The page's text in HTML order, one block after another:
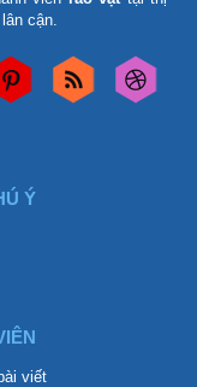
cận.
Ý
viết